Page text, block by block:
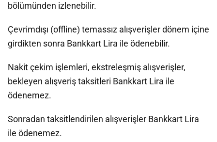
bölümünden izlenebilir.
Çevrimdışı (offline) temassız alışverişler dönem içine
girdikten sonra Bankkart Lira ile ödenebilir.
Nakit çekim işlemleri, ekstreleşmiş alışverişler,
bekleyen alışveriş taksitleri Bankkart Lira ile
ödenemez.
Sonradan taksitlendirilen alışverişler Bankkart Lira
ile ödenemez.